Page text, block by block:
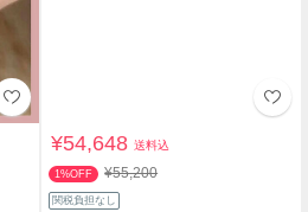
¥54,648送料込
1%OFF ¥55,200
関税負担なし